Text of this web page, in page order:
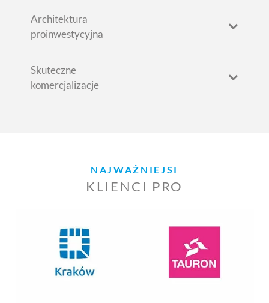
Architektura
proinwestycyjna
Skuteczne
komercjalizacje
NAJWAŻNIEJSI
KLIENCI PRO